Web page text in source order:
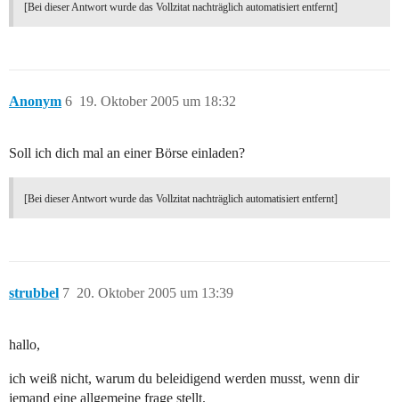
[Bei dieser Antwort wurde das Vollzitat nachträglich automatisiert entfernt]
Anonym 19. Oktober 2005 um 18:32
6
Soll ich dich mal an einer Börse einladen?
[Bei dieser Antwort wurde das Vollzitat nachträglich automatisiert entfernt]
strubbel 20. Oktober 2005 um 13:39
7
hallo,
ich weiß nicht, warum du beleidigend werden musst, wenn dir
jemand eine allgemeine frage stellt.